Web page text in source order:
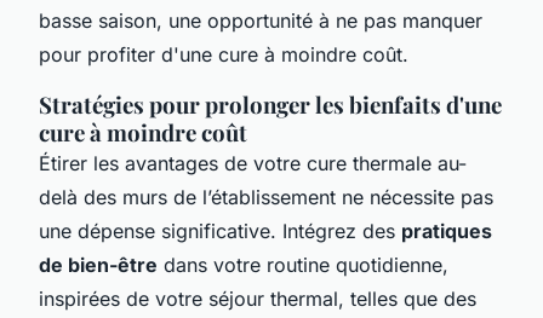
basse saison, une opportunité à ne pas manquer
pour profiter d'une cure à moindre coût.
Stratégies pour prolonger les bienfaits d'une
cure à moindre coût
Étirer les avantages de votre cure thermale au-
delà des murs de l’établissement ne nécessite pas
une dépense significative. Intégrez des pratiques
de bien-être dans votre routine quotidienne,
inspirées de votre séjour thermal, telles que des